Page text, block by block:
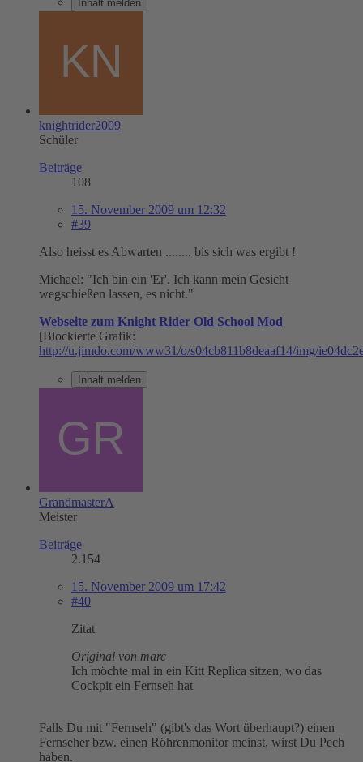
Inhalt melden
knightrider2009
Schüler
Beiträge
108
15. November 2009 um 12:32
#39
Also heisst es Abwarten ........ bis sich was ergibt !
Michael: "Ich bin ein 'Er'. Ich kann mein Gesicht
wegschießen lassen, es nicht."
Webseite zum Knight Rider Old School Mod
[Blockierte Grafik:
http://u.jimdo.com/www31/o/s04cb811b8deaaf14/img/
Inhalt melden
GrandmasterA
Meister
Beiträge
2.154
15. November 2009 um 17:42
#40
Zitat
Original von marc
Ich möchte mal in ein Kitt Replica sitzen, wo das
Cockpit ein Fernseh hat
Falls Du mit "Fernseh" (gibt's das Wort überhaupt?) einen
Fernseher bzw. einen Röhrenmonitor meinst, wirst Du Pech
haben.